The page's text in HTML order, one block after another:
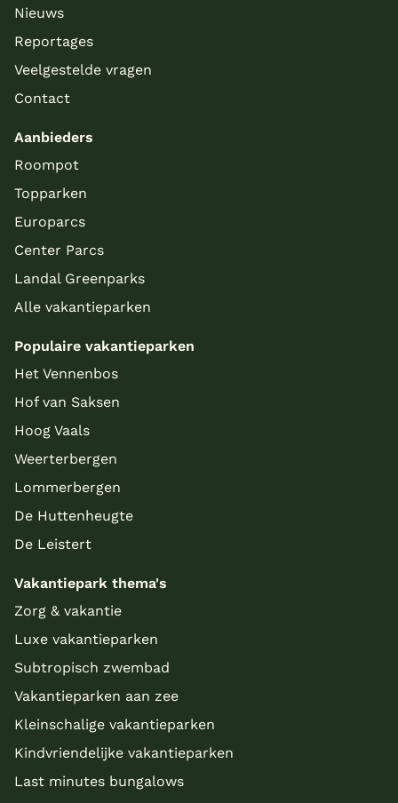
Nieuws
Reportages
Veelgestelde vragen
Contact
Aanbieders
Roompot
Topparken
Europarcs
Center Parcs
Landal Greenparks
Alle vakantieparken
Populaire vakantieparken
Het Vennenbos
Hof van Saksen
Hoog Vaals
Weerterbergen
Lommerbergen
De Huttenheugte
De Leistert
Vakantiepark thema's
Zorg & vakantie
Luxe vakantieparken
Subtropisch zwembad
Vakantieparken aan zee
Kleinschalige vakantieparken
Kindvriendelijke vakantieparken
Last minutes bungalows